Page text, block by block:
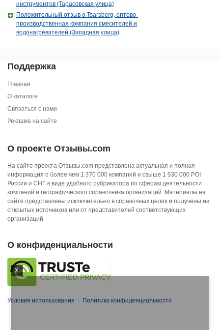
X
инструментов (Тарасовская улица)
Положительный отзыв о Tsarsberg, оптово-
производственная компания смесителей и
водонагревателей (Западная улица)
Поддержка
Главная
О каталоге
Связаться с нами
Реклама на сайте
О проекте Отзывы.com
На сайте проекта Отзывы.com представлена актуальная и полная
информация о более чем 1 370 000 компаний и свыше 1 930 000 POI
России и СНГ в виде удобного рубрикатора по сферам деятельности
компаний и географического справочника организаций. Материалы на
сайте представлены исключительно в справочных целях и получены из
открытых источников или от представителей соответствующих
организаций.
О конфиденциальности
Условия использования · Политика конфиденциальности